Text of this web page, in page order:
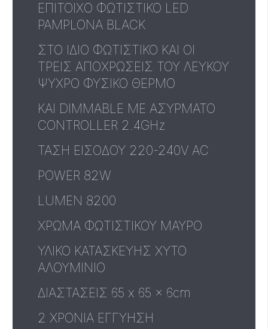
ΕΠΙΤΟΙΧΟ ΦΩΤΙΣΤΙΚΟ LED
PAMPLONA BLACK
ΣΤΟ ΙΔΙΟ ΦΩΤΙΣΤΙΚΟ ΚΑΙ ΟΙ
ΤΡΕΙΣ ΑΠΟΧΡΩΣΕΙΣ ΤΟΥ ΛΕΥΚΟΥ
ΨΥΧΡΟ ΦΥΣΙΚΟ ΘΕΡΜΟ
ΚΑΙ DIMMABLE ΜΕ ΑΣΥΡΜΑΤΟ
CONTROLLER 2.4GHz
ΤΑΣΗ ΕΙΣΟΔΟΥ 220-240V AC
POWER 82W
LUMEN 8200
ΧΡΩΜΑ ΦΩΤΙΣΤΙΚΟΥ ΜΑΥΡΟ
ΥΛΙΚΟ ΚΑΤΑΣΚΕΥΗΣ ΧΥΤΟ
ΑΛΟΥΜΙΝΙΟ
ΔΙΑΣΤΑΣΕΙΣ 65 x 65 x 6cm
2 ΧΡΟΝΙΑ ΕΓΓΥΗΣΗ